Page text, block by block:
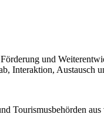
und
Interaktion, Austausch
Tourismusbehörden